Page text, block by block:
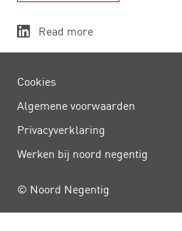
Read more
Cookies
Algemene voorwaarden
Privacy­verklaring
Werken bij noord negentig
© Noord Negentig